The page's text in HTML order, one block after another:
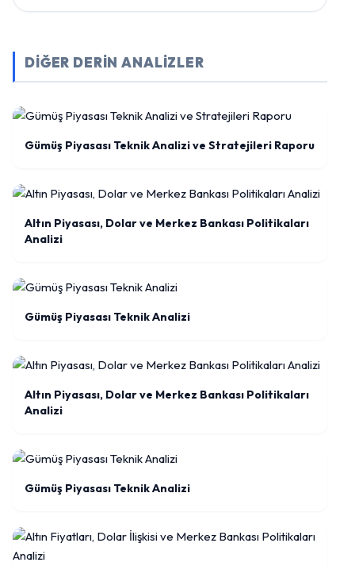
DİĞER DERİN ANALİZLER
Gümüş Piyasası Teknik Analizi ve Stratejileri Raporu
Altın Piyasası, Dolar ve Merkez Bankası Politikaları
Analizi
Gümüş Piyasası Teknik Analizi
Altın Piyasası, Dolar ve Merkez Bankası Politikaları
Analizi
Gümüş Piyasası Teknik Analizi